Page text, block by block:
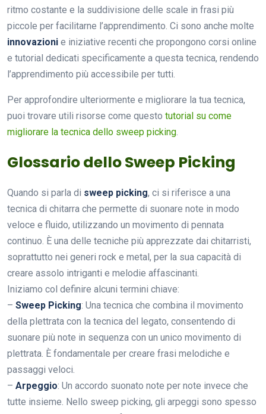
ritmo costante e la suddivisione delle scale in frasi più
piccole per facilitarne l’apprendimento. Ci sono anche molte
innovazioni e iniziative recenti che propongono corsi online
e tutorial dedicati specificamente a questa tecnica, rendendo
l’apprendimento più accessibile per tutti.
Per approfondire ulteriormente e migliorare la tua tecnica,
puoi trovare utili risorse come questo tutorial su come
migliorare la tecnica dello sweep picking
Glossario dello Sweep Picking
Quando si parla di sweep picking, ci si riferisce a una
tecnica di chitarra che permette di suonare note in modo
veloce e fluido, utilizzando un movimento di pennata
continuo. È una delle tecniche più apprezzate dai chitarristi,
soprattutto nei generi rock e metal, per la sua capacità di
creare assolo intriganti e melodie affascinanti.
Iniziamo col definire alcuni termini chiave:
– Sweep Picking: Una tecnica che combina il movimento
della plettrata con la tecnica del legato, consentendo di
suonare più note in sequenza con un unico movimento di
plettrata. È fondamentale per creare frasi melodiche e
passaggi veloci.
– Arpeggio: Un accordo suonato note per note invece che
tutte insieme. Nello sweep picking, gli arpeggi sono spesso